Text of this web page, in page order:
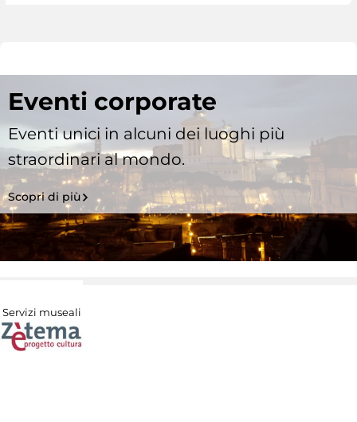
Eventi corporate
Eventi unici in alcuni dei luoghi più
straordinari al mondo.
Scopri di più
Servizi museali